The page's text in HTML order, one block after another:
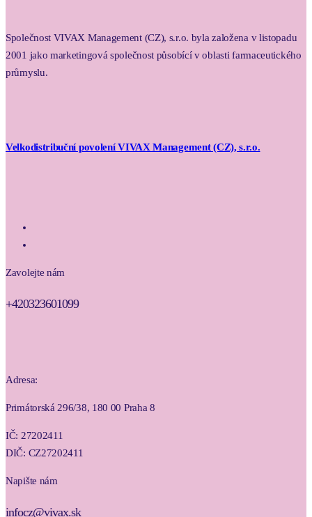
Společnost VIVAX Management (CZ), s.r.o. byla založena v listopadu
2001 jako marketingová společnost působící v oblasti farmaceutického
průmyslu.
Velkodistribuční povolení VIVAX Management (CZ), s.r.o.
Zavolejte nám
+420323601099
Adresa:
Primátorská 296/38, 180 00 Praha 8
IČ: 27202411
DIČ: CZ27202411
Napište nám
infocz@vivax.sk